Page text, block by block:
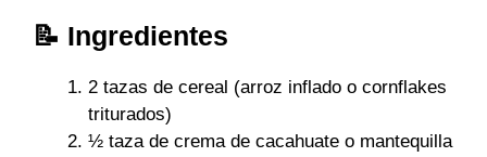
📝 Ingredientes
2 tazas de cereal (arroz inflado o cornflakes
triturados)
½ taza de crema de cacahuate o mantequilla